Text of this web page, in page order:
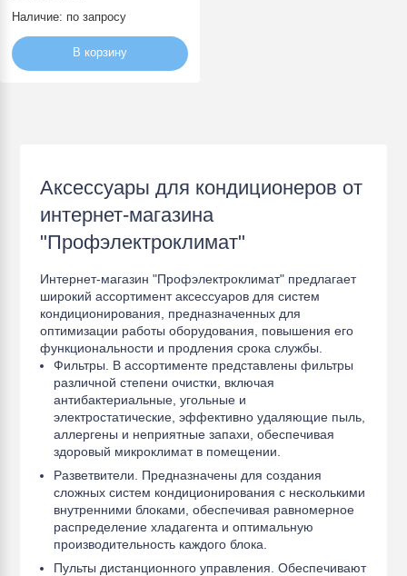
Наличие: по запросу
В корзину
Аксессуары для кондиционеров от
интернет-магазина
"Профэлектроклимат"
Интернет-магазин "Профэлектроклимат" предлагает
широкий ассортимент аксессуаров для систем
кондиционирования, предназначенных для
оптимизации работы оборудования, повышения его
функциональности и продления срока службы.
Фильтры. В ассортименте представлены фильтры
различной степени очистки, включая
антибактериальные, угольные и
электростатические, эффективно удаляющие пыль,
аллергены и неприятные запахи, обеспечивая
здоровый микроклимат в помещении.
Разветвители. Предназначены для создания
сложных систем кондиционирования с несколькими
внутренними блоками, обеспечивая равномерное
распределение хладагента и оптимальную
производительность каждого блока.
Пульты дистанционного управления. Обеспечивают